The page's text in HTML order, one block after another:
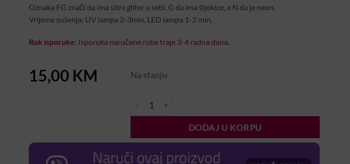
Oznaka FG znači da ima sitni gliter u sebi, G da ima šljokice, a N da je neon.
Vrijeme sušenja: UV lampa 2-3min, LED lampa 1-2 min.
Rok isporuke: Isporuka naručene robe traje 3-4 radna dana.
15,00 KM Na stanju
GelFlow #31 7ml količina
DODAJ U KORPU